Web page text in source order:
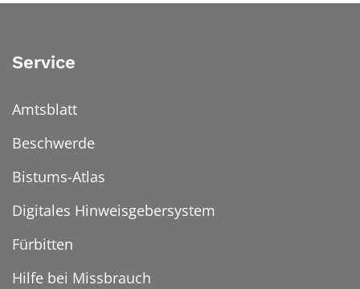
Service
Amtsblatt
Beschwerde
Bistums-Atlas
Digitales Hinweisgebersystem
Fürbitten
Hilfe bei Missbrauch